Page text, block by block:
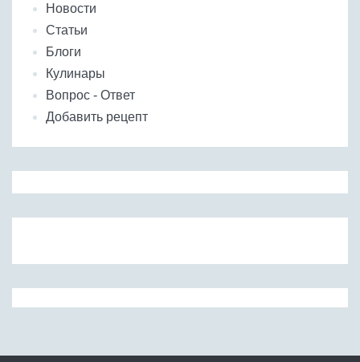
Новости
Статьи
Блоги
Кулинары
Вопрос - Ответ
Добавить рецепт